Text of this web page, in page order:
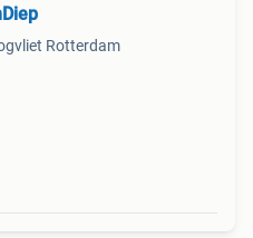
Rotterdam